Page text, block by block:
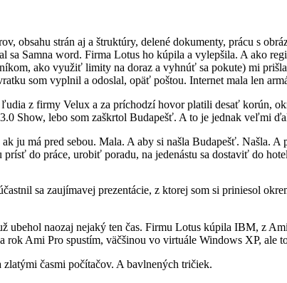
obsahu strán aj a štruktúry, delené dokumenty, prácu s
Samna word. Firma Lotus ho kúpila a vylepšila. A ako
ako využiť limity na doraz a vyhnúť sa pokute) mi
som vyplnil a odoslal, opäť poštou. Internet mala len
z firmy Velux a za príchodzí hovor platili desať korún,
Show, lebo som zaškrtol Budapešť. A to je jednak veľmi
ju má pred sebou. Mala. A aby si našla Budapešť. Našla.
do práce, urobiť poradu, na jedenástu sa dostaviť do
sa zaujímavej prezentácie, z ktorej som si priniesol
ubehol naozaj nejaký ten čas. Firmu Lotus kúpila IBM, z
rok Ami Pro spustím, väčšinou vo virtuále Windows XP, ale
časmi počítačov. A bavlnených tričiek.